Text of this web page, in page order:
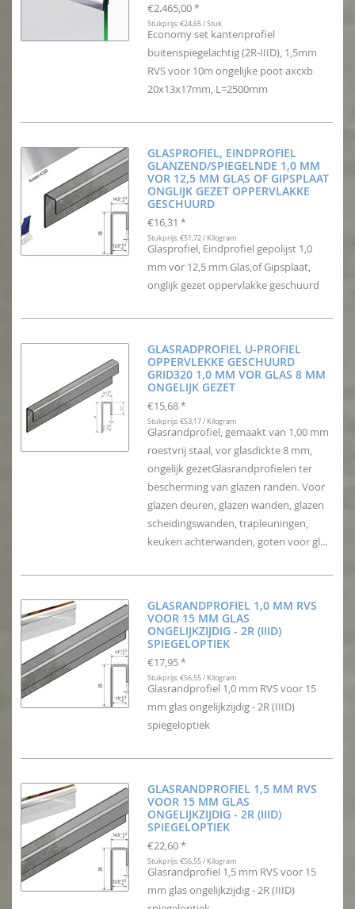
€2.465,00 *
Stukprijs: €24,65 / Stuk
Economy set kantenprofiel
buitenspiegelachtig (2R-IIID), 1,5mm
RVS voor 10m ongelijke poot axcxb
20x13x17mm, L=2500mm
GLASPROFIEL, EINDPROFIEL
GLANZEND/SPIEGELNDE 1,0 MM
VOR 12,5 MM GLAS OF GIPSPLAAT
ONGLIJK GEZET OPPERVLAKKE
GESCHUURD
€16,31 *
Stukprijs: €51,72 / Kilogram
Glasprofiel, Eindprofiel gepolijst 1,0
mm vor 12,5 mm Glas,of Gipsplaat,
onglijk gezet oppervlakke geschuurd
GLASRADPROFIEL U-PROFIEL
OPPERVLEKKE GESCHUURD
GRID320 1,0 MM VOR GLAS 8 MM
ONGELIJK GEZET
€15,68 *
Stukprijs: €53,17 / Kilogram
Glasrandprofiel, gemaakt van 1,00 mm
roestvrij staal, vor glasdickte 8 mm,
ongelijk gezetGlasrandprofielen ter
bescherming van glazen randen. Voor
glazen deuren, glazen wanden, glazen
scheidingswanden, trapleuningen,
keuken achterwanden, goten voor gl...
GLASRANDPROFIEL 1,0 MM RVS
VOOR 15 MM GLAS
ONGELIJKZIJDIG - 2R (IIID)
SPIEGELOPTIEK
€17,95 *
Stukprijs: €56,55 / Kilogram
Glasrandprofiel 1,0 mm RVS voor 15
mm glas ongelijkzijdig - 2R (IIID)
spiegeloptiek
GLASRANDPROFIEL 1,5 MM RVS
VOOR 15 MM GLAS
ONGELIJKZIJDIG - 2R (IIID)
SPIEGELOPTIEK
€22,60 *
Stukprijs: €56,55 / Kilogram
Glasrandprofiel 1,5 mm RVS voor 15
mm glas ongelijkzijdig - 2R (IIID)